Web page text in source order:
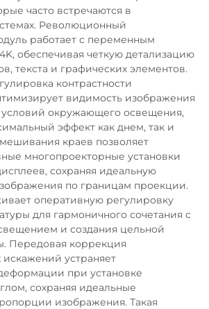
часто встречаются в
Революционный
работает с переменным
обеспечивая четкую детализацию
текста и графических элементов.
контрастности
видимость изображения
условий окружающего освещения,
эффект как днем, так и
краев позволяет
многопроекторные установки
сохраняя идеальную
по границам проекции.
оперативную регулировку
для гармоничного сочетания с
и создания цельной
Передовая коррекция
устраняет
при установке
сохраняя идеальные
изображения. Такая